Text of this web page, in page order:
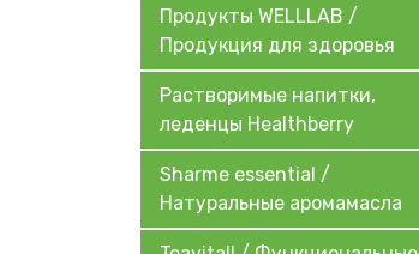
Продукты WELLLAB /
Продукция для здоровья
Растворимые напитки,
леденцы Healthberry
Sharme essential /
Натуральные аромамасла